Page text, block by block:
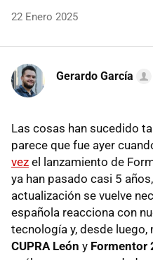
22 Enero 2025
Gerardo García
Las cosas han sucedido
parece que fue ayer
vez el lanzamiento de
ya han pasado casi 5
actualización se vuelve
española reacciona con
tecnología y, desde
CUPRA León y Formentor